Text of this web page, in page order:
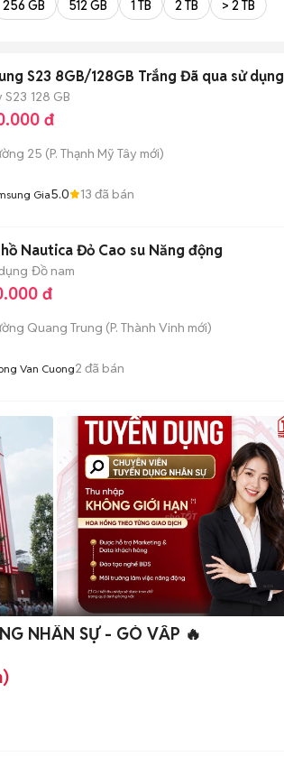
256 GB 512 GB 1 TB 2 TB > 2 TB
S23 8GB/128GB Trắng Đã qua sử dụng
S23 128 GB
đ
25 (P. Thạnh Mỹ Tây mới)
Gia5.0 13 đã bán
Nautica Đỏ Cao su Năng động
Đồ nam
đ
Quang Trung (P. Thành Vinh mới)
Van Cuong2 đã bán
NHÂN SỰ - GÒ VẤP 🔥